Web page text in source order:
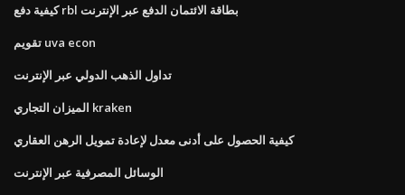
كيفية دفع rbl بطاقة الائتمان الدفع عبر الإنترنت
تقويم uva econ
تداول الذهب الدولي عبر الإنترنت
الميزان التجاري kraken
كيفية الحصول على أدنى معدل لإعادة تمويل الرهن العقاري
الوسائل المصرفية عبر الإنترنت